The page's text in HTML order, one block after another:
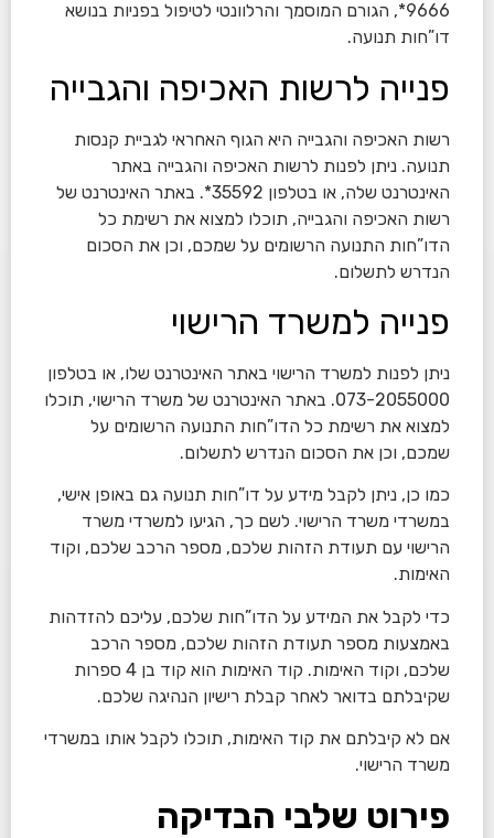
9666*, הגורם המוסמך והרלוונטי לטיפול בפניות בנושא
דו”חות תנועה.
פנייה לרשות האכיפה והגבייה
רשות האכיפה והגבייה היא הגוף האחראי לגביית קנסות
תנועה. ניתן לפנות לרשות האכיפה והגבייה באתר
האינטרנט שלה, או בטלפון 35592*. באתר האינטרנט של
רשות האכיפה והגבייה, תוכלו למצוא את רשימת כל
הדו”חות התנועה הרשומים על שמכם, וכן את הסכום
הנדרש לתשלום.
פנייה למשרד הרישוי
ניתן לפנות למשרד הרישוי באתר האינטרנט שלו, או בטלפון
073-2055000. באתר האינטרנט של משרד הרישוי, תוכלו
למצוא את רשימת כל הדו”חות התנועה הרשומים על
שמכם, וכן את הסכום הנדרש לתשלום.
כמו כן, ניתן לקבל מידע על דו”חות תנועה גם באופן אישי,
במשרדי משרד הרישוי. לשם כך, הגיעו למשרדי משרד
הרישוי עם תעודת הזהות שלכם, מספר הרכב שלכם, וקוד
האימות.
כדי לקבל את המידע על הדו”חות שלכם, עליכם להזדהות
באמצעות מספר תעודת הזהות שלכם, מספר הרכב
שלכם, וקוד האימות. קוד האימות הוא קוד בן 4 ספרות
שקיבלתם בדואר לאחר קבלת רישיון הנהיגה שלכם.
אם לא קיבלתם את קוד האימות, תוכלו לקבל אותו במשרדי
משרד הרישוי.
פירוט שלבי הבדיקה